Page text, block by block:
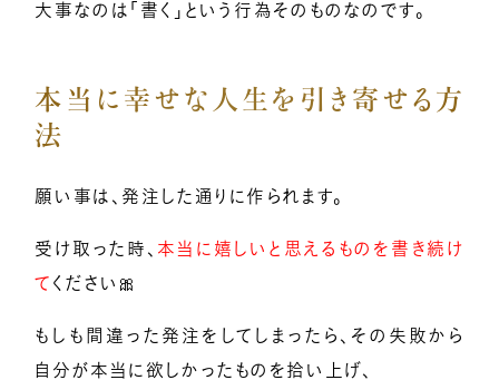
大事なのは「書く」という行為そのものなのです。
本当に幸せな人生を引き寄せる方
法
願い事は、発注した通りに作られます。
受け取った時、 本当に嬉しいと思えるものを書き続け
て ください🎀
もしも間違った発注をしてしまったら、その失敗から
自分が本当に欲しかったものを拾い上げ、